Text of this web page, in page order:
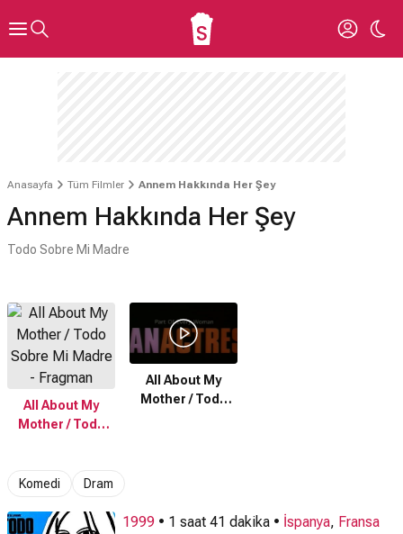
Anasayfa Tüm Filmler Annem Hakkında Her Şey
Annem Hakkında Her Şey
Todo Sobre Mi Madre
All About My
Mother / Todo
All About My
Mother / Todo
Komedi Dram
1999 • 1 saat 41 dakika • İspanya, Fransa